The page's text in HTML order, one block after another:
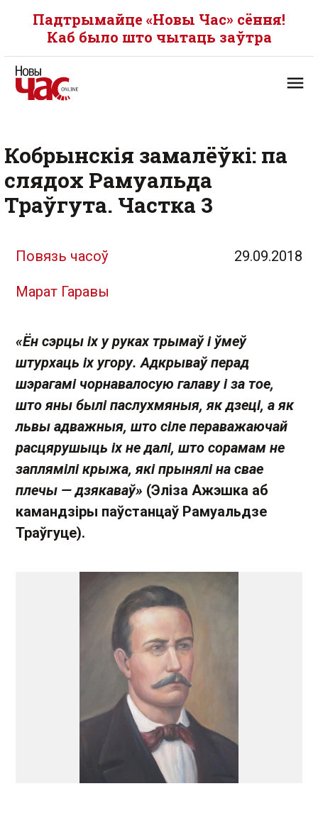
Падтрымайце «Новы Час» сёння!
Каб было што чытаць заўтра
Кобрынскія замалёўкі: па
слядох Рамуальда
Траўгута. Частка 3
Повязь часоў 29.09.2018
Марат Гаравы
«Ён сэрцы іх у руках трымаў і ўмеў
штурхаць іх угору. Адкрываў перад
шэрагамі чорнавалосую галаву і за тое,
што яны былі паслухмяныя, як дзеці, а як
львы адважныя, што сіле пераважаючай
расцярушыць іх не далі, што сорамам не
заплямілі крыжа, які прынялі на свае
плечы — дзякаваў» (Эліза Ажэшка аб
камандзіры паўстанцаў Рамуальдзе
Траўгуце).